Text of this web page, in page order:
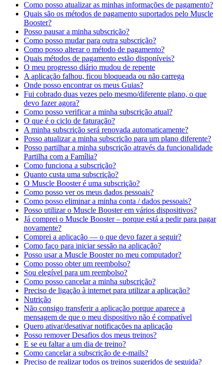
Como posso atualizar as minhas informações de pagamento?
Quais são os métodos de pagamento suportados pelo Muscle
Booster?
Posso pausar a minha subscrição?
Como posso mudar para outra subscrição?
Como posso alterar o método de pagamento?
Quais métodos de pagamento estão disponíveis?
O meu progresso diário mudou de repente
A aplicação falhou, ficou bloqueada ou não carrega
Onde posso encontrar os meus Guias?
Fui cobrado duas vezes pelo mesmo/diferente plano, o que
devo fazer agora?
Como posso verificar a minha subscrição atual?
O que é o ciclo de faturação?
A minha subscrição será renovada automaticamente?
Posso atualizar a minha subscrição para um plano diferente?
Posso partilhar a minha subscrição através da funcionalidade
Partilha com a Família?
Como funciona a subscrição?
Quanto custa uma subscrição?
O Muscle Booster é uma subscrição?
Como posso ver os meus dados pessoais?
Como posso eliminar a minha conta / dados pessoais?
Posso utilizar o Muscle Booster em vários dispositivos?
Já comprei o Muscle Booster – porque está a pedir para pagar
novamente?
Comprei a aplicação — o que devo fazer a seguir?
Como faço para iniciar sessão na aplicação?
Posso usar a Muscle Booster no meu computador?
Como posso obter um reembolso?
Sou elegível para um reembolso?
Como posso cancelar a minha subscrição?
Preciso de ligação à internet para utilizar a aplicação?
Nutrição
Não consigo transferir a aplicação porque aparece a
mensagem de que o meu dispositivo não é compatível
Quero ativar/desativar notificações na aplicação
Posso remover Desafios dos meus treinos?
E se eu faltar a um dia de treino?
Como cancelar a subscrição de e-mails?
Preciso de realizar todos os treinos sugeridos de seguida?